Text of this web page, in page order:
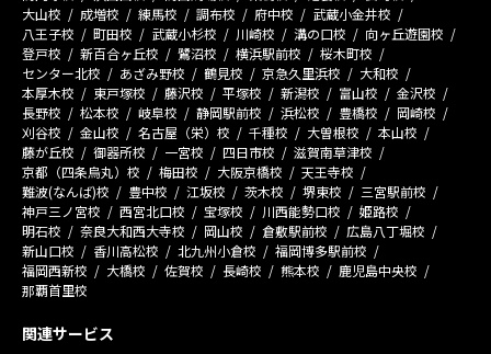
大山校
成増校 練馬校 調布校 府中校
武蔵小金井校
八王子校
町田校 武蔵小杉校 川崎校 溝の口校
向ヶ丘遊園校
登戸校
新百合ヶ丘校 鷺沼校 横浜駅前校
桜木町校
センター北校
あざみ野校 鶴見校 京急久里浜校
大和校
本厚木校
東戸塚校 藤沢校 平塚校 新潟校 富山校
金沢校
長野校
松本校 岐阜校 静岡駅前校 浜松校 豊橋校
岡崎校
刈谷校
金山校 名古屋（栄）校 千種校 大曽根校
本山校
藤が丘校
御器所校 一宮校 四日市校
滋賀南草津校
京都（四条烏丸）校
梅田校 大阪京橋校
天王寺校
難波(なんば)校
豊中校 江坂校 茨木校 堺東校
三宮駅前校
神戸三ノ宮校
西宮北口校 宝塚校 川西能勢口校
姫路校
明石校
奈良大和西大寺校 岡山校 倉敷駅前校
広島八丁堀校
新山口校
香川高松校 北九州小倉校
福岡博多駅前校
福岡西新校
大橋校 佐賀校 長崎校 熊本校
鹿児島中央校
那覇首里校
関連サービス